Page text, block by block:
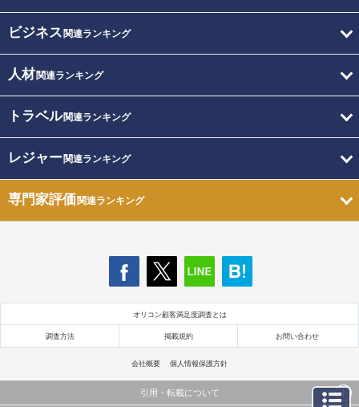
ビジネス 関連ランキング
人材関連ランキング
トラベル関連ランキング
レジャー関連ランキング
専門家評価関連ランキング
オリコン顧客満足度調査とは
調査方法 掲載規約 お問い合わせ
会社概要 個人情報保護方針
引用・転載について